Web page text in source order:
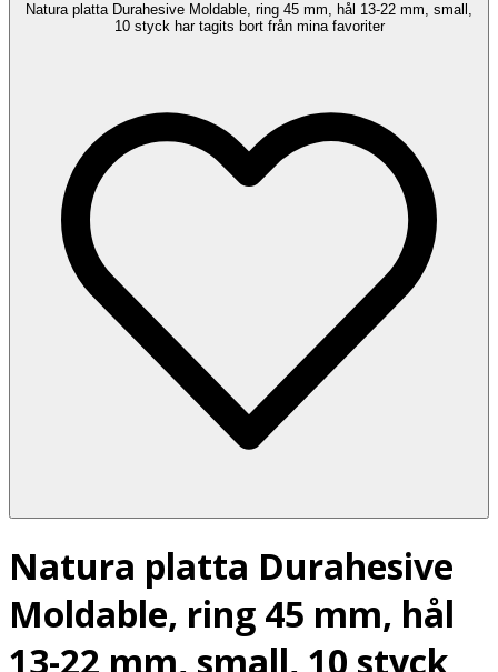
Natura platta Durahesive Moldable, ring 45 mm, hål 13-22 mm, small,
10 styck har tagits bort från mina favoriter
Natura platta Durahesive
Moldable, ring 45 mm, hål
13-22 mm, small, 10 styck